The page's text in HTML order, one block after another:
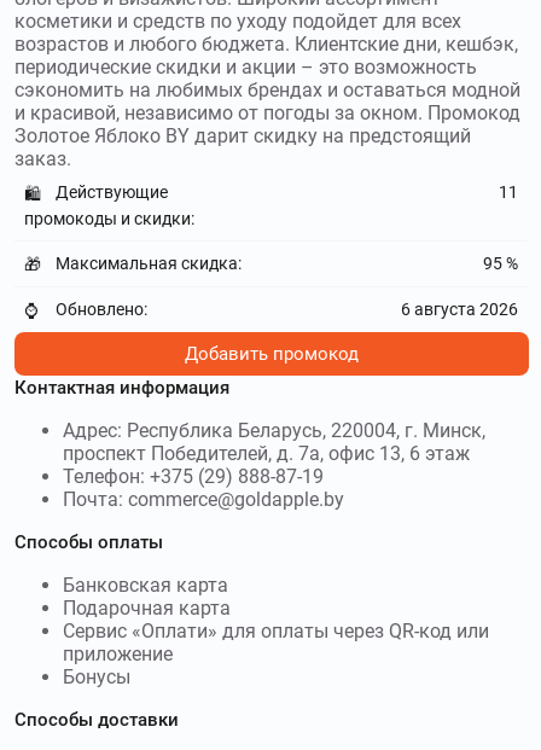
30 лет назад. Используйтепромокоды Золотое Яблоко KZ
и получите скидку до 95 %
librederm.ru–LIBREDERM – косметический бренд с
международным развитием, который уже не первый год
представлен на рынке, а собственное производство в
России работает с 2019 года. Используйте
LIBREDERMи получите скидку до 3000₽
интернет-магазин японского бренда в Казахстане.
Используйте
%
y-r.by–Белорусский магазин Ив Роше BY
продаёт натуральную косметику и средства по уходу на
основе растительных компонентов. Используйте
Промокоды Ив Роше BYи получите скидку до 40%
mixit.ru–Российский бренд MIXIT
МИКСИТи получите скидку до 3000₽
косметики и средств по уходу подойдет для всех
возрастов и любого бюджета. Клиентские дни, кешбэк,
периодические скидки и акции – это возможность
сэкономить на любимых брендах и оставаться модной
и красивой, независимо от погоды за окном. Промокод
Золотое Яблоко BY дарит скидку на предстоящий
заказ.
🛍️
Действующие
промокоды и скидки:
11
🎁 Максимальная скидка: 95 %
⌚ Обновлено: 6 августа 2026
Добавить промокод
Контактная информация
Адрес: Республика Беларусь, 220004, г. Минск,
проспект Победителей, д. 7а, офис 13, 6 этаж
Телефон: +375 (29) 888-87-19
Почта: commerce@goldapple.by
Способы оплаты
Банковская карта
Подарочная карта
Сервис «Оплати» для оплаты через QR-код или
приложение
Бонусы
Способы доставки